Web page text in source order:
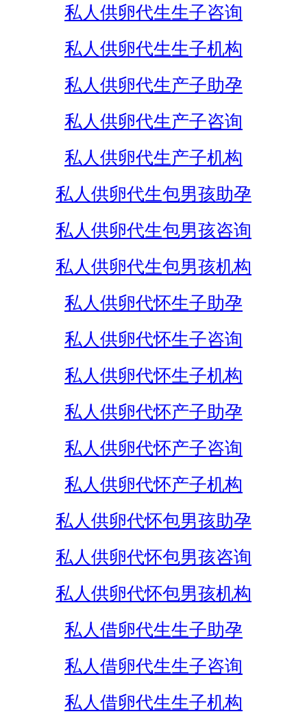
私人供卵代生生子咨询
私人供卵代生生子机构
私人供卵代生产子助孕
私人供卵代生产子咨询
私人供卵代生产子机构
私人供卵代生包男孩助孕
私人供卵代生包男孩咨询
私人供卵代生包男孩机构
私人供卵代怀生子助孕
私人供卵代怀生子咨询
私人供卵代怀生子机构
私人供卵代怀产子助孕
私人供卵代怀产子咨询
私人供卵代怀产子机构
私人供卵代怀包男孩助孕
私人供卵代怀包男孩咨询
私人供卵代怀包男孩机构
私人借卵代生生子助孕
私人借卵代生生子咨询
私人借卵代生生子机构